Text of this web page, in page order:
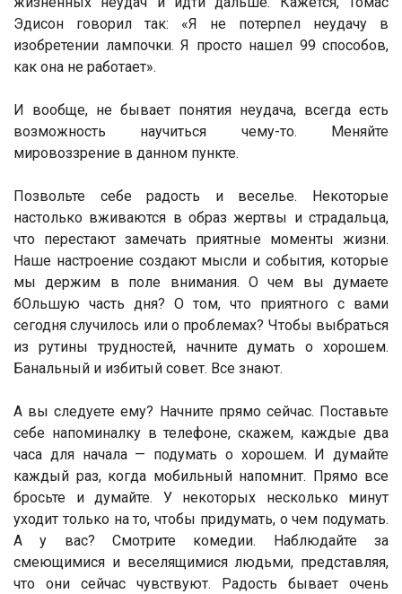
Эдисон говорил так: «Я не потерпел неудачу в
изобретении лампочки. Я просто нашел 99 способов,
как она не работает».
И вообще, не бывает понятия неудача, всегда есть
возможность научиться чему-то. Меняйте
мировоззрение в данном пункте.
Позвольте себе радость и веселье. Некоторые
настолько вживаются в образ жертвы и страдальца,
что перестают замечать приятные моменты жизни.
Наше настроение создают мысли и события, которые
мы держим в поле внимания. О чем вы думаете
бОльшую часть дня? О том, что приятного с вами
сегодня случилось или о проблемах? Чтобы выбраться
из рутины трудностей, начните думать о хорошем.
Банальный и избитый совет. Все знают.
А вы следуете ему? Начните прямо сейчас. Поставьте
себе напоминалку в телефоне, скажем, каждые два
часа для начала — подумать о хорошем. И думайте
каждый раз, когда мобильный напомнит. Прямо все
бросьте и думайте. У некоторых несколько минут
уходит только на то, чтобы придумать, о чем подумать.
А у вас? Смотрите комедии. Наблюдайте за
смеющимися и веселящимися людьми, представляя,
что они сейчас чувствуют. Радость бывает очень